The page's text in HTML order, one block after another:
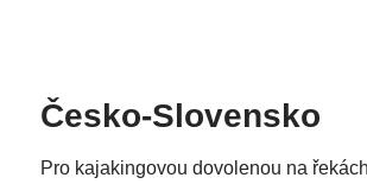
Česko-Slovensko
Pro kajakingovou dovolenou na